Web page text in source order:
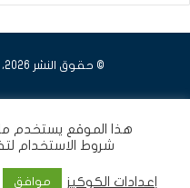
© حقوق النشر 2026، جميع الحقوق محفوظة
هذا الموقع يستخدم
شروط الاستخدام
إعدادات الكوكيز موافق